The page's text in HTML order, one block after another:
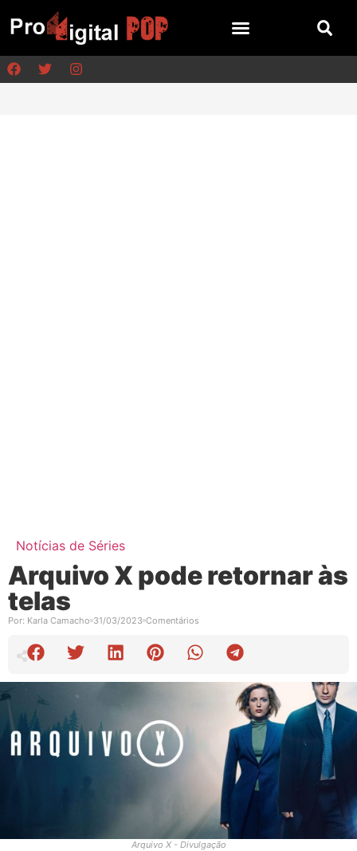
Notícias de Séries
Arquivo X pode retornar às
telas
Por: Karla Camacho 31/03/2023 Comentários
Arquivo X - Divulgação